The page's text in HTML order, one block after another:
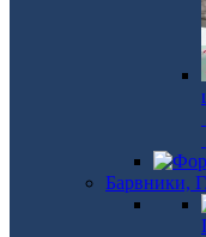
Барвники,